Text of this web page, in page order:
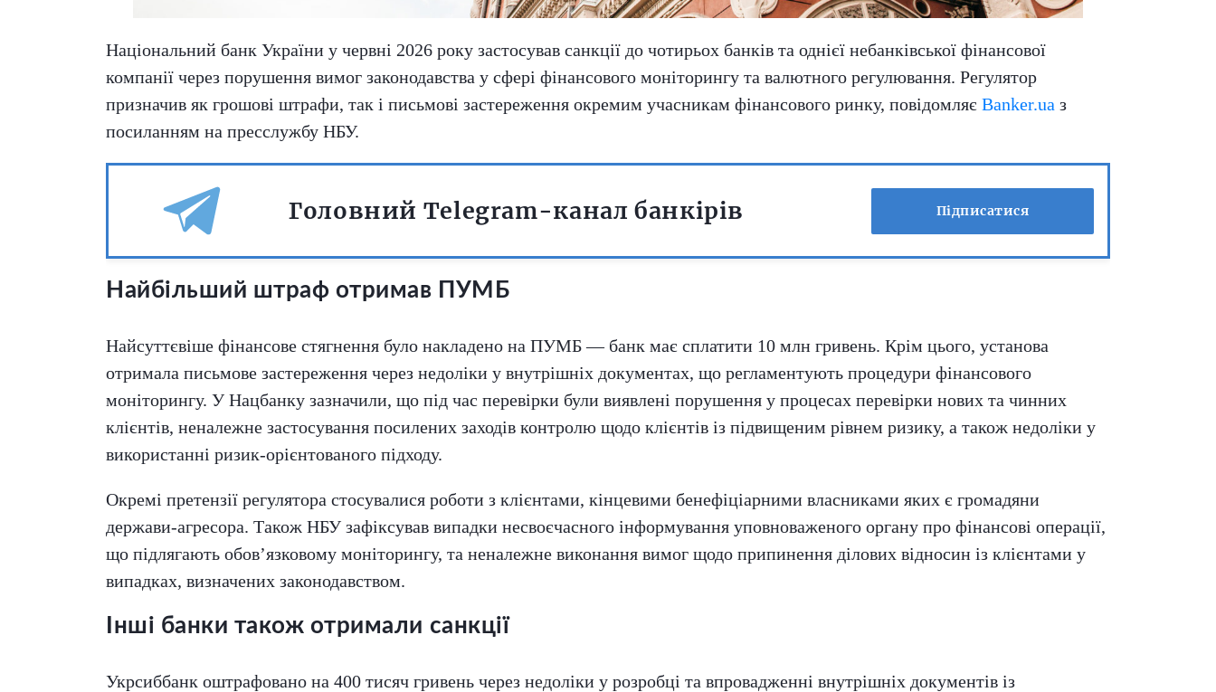
Національний банк України у червні 2026 року застосував санкції до чотирьох банків та однієї небанківської фінансової
компанії через порушення вимог законодавства у сфері фінансового моніторингу та валютного регулювання. Регулятор
призначив як грошові штрафи, так і письмові застереження окремим учасникам фінансового ринку, повідомляє Banker.ua з
посиланням на пресслужбу НБУ.
Головний Telegram-канал банкірів Підписатися
Найбільший штраф отримав ПУМБ
Найсуттєвіше фінансове стягнення було накладено на ПУМБ — банк має сплатити 10 млн гривень. Крім цього, установа
отримала письмове застереження через недоліки у внутрішніх документах, що регламентують процедури фінансового
моніторингу. У Нацбанку зазначили, що під час перевірки були виявлені порушення у процесах перевірки нових та чинних
клієнтів, неналежне застосування посилених заходів контролю щодо клієнтів із підвищеним рівнем ризику, а також недоліки у
використанні ризик-орієнтованого підходу.
Окремі претензії регулятора стосувалися роботи з клієнтами, кінцевими бенефіціарними власниками яких є громадяни
держави-агресора. Також НБУ зафіксував випадки несвоєчасного інформування уповноваженого органу про фінансові операції,
що підлягають обов’язковому моніторингу, та неналежне виконання вимог щодо припинення ділових відносин із клієнтами у
випадках, визначених законодавством.
Інші банки також отримали санкції
Укрсиббанк оштрафовано на 400 тисяч гривень через недоліки у розробці та впровадженні внутрішніх документів із